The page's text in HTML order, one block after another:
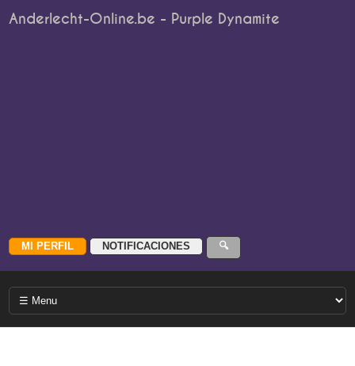
Anderlecht-Online.be - Purple Dynamite